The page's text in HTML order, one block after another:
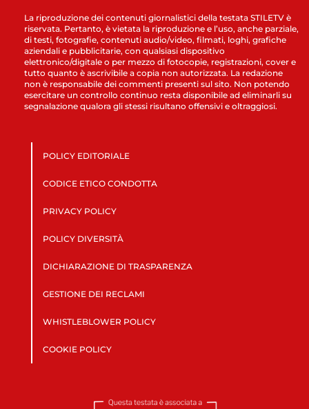
La riproduzione dei contenuti giornalistici della testata STILETV è
riservata. Pertanto, è vietata la riproduzione e l’uso, anche parziale,
di testi, fotografie, contenuti audio/video, filmati, loghi, grafiche
aziendali e pubblicitarie, con qualsiasi dispositivo
elettronico/digitale o per mezzo di fotocopie, registrazioni, cover e
tutto quanto è ascrivibile a copia non autorizzata. La redazione
non è responsabile dei commenti presenti sul sito. Non potendo
esercitare un controllo continuo resta disponibile ad eliminarli su
segnalazione qualora gli stessi risultano offensivi e oltraggiosi.
POLICY EDITORIALE
CODICE ETICO CONDOTTA
PRIVACY POLICY
POLICY DIVERSITÀ
DICHIARAZIONE DI TRASPARENZA
GESTIONE DEI RECLAMI
WHISTLEBLOWER POLICY
COOKIE POLICY